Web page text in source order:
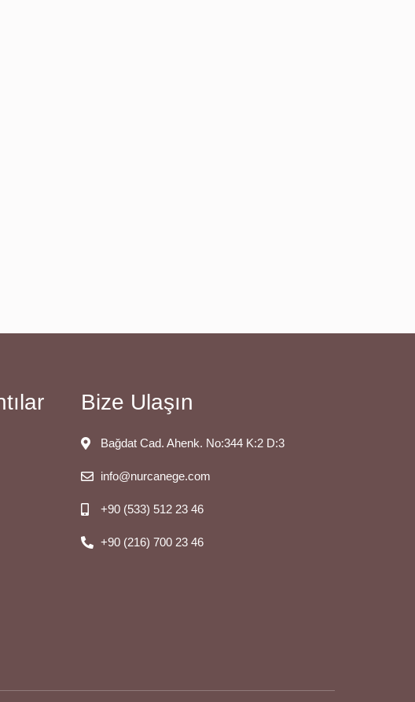
Bize Ulaşın
Bağdat Cad. Ahenk. No:344 K:2 D:3
info@nurcanege.com
+90 (533) 512 23 46
+90 (216) 700 23 46